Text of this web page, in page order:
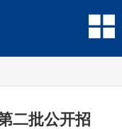
二批公开招